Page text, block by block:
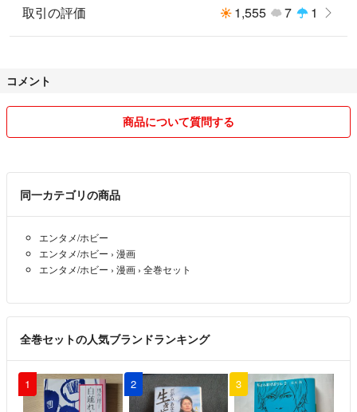
取引の評価 1,555 7 1
コメント
商品について質問する
同一カテゴリの商品
エンタメ/ホビー
エンタメ/ホビー › 漫画
エンタメ/ホビー › 漫画 › 全巻セット
全巻セットの人気ブランドランキング
1 2 3